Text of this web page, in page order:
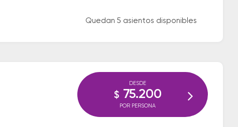
Quedan 5 asientos disponibles
DESDE
$ 75.200
POR PERSONA